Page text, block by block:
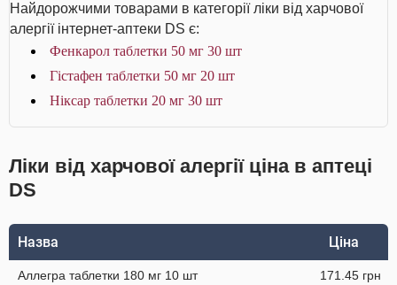
Найдорожчими товарами в категорії ліки від харчової
алергії інтернет-аптеки DS є:
Фенкарол таблетки 50 мг 30 шт
Гістафен таблетки 50 мг 20 шт
Ніксар таблетки 20 мг 30 шт
Ліки від харчової алергії ціна в аптеці
DS
Назва Ціна
Аллегра таблетки 180 мг 10 шт 171.45 грн